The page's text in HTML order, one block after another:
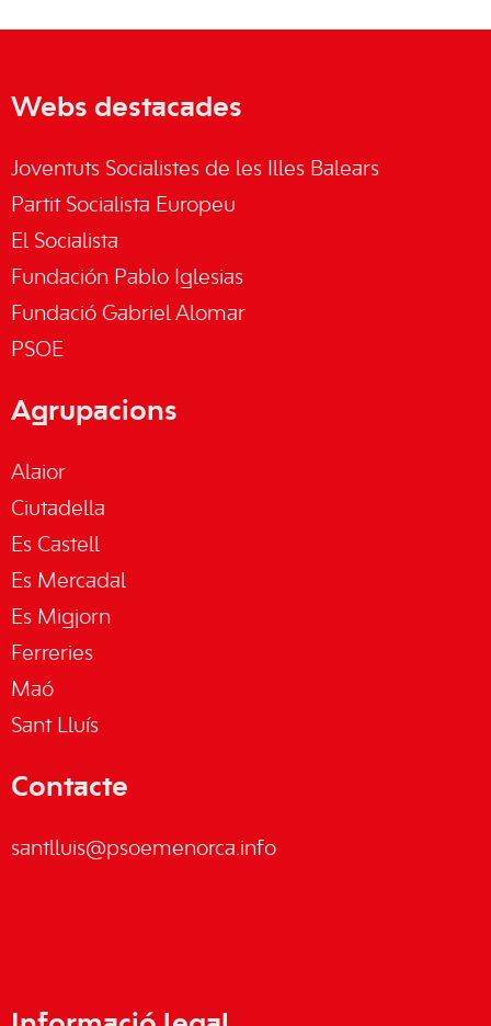
Webs destacades
Joventuts Socialistes de les Illes Balears
Partit Socialista Europeu
El Socialista
Fundación Pablo Iglesias
Fundació Gabriel Alomar
PSOE
Agrupacions
Alaior
Ciutadella
Es Castell
Es Mercadal
Es Migjorn
Ferreries
Maó
Sant Lluís
Contacte
santlluis@psoemenorca.info